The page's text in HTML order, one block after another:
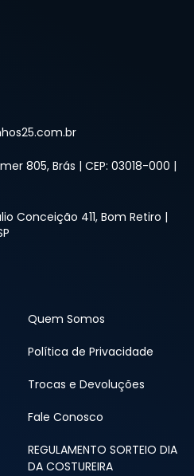
805, Brás | CEP: 03018-000 |
Conceição 411, Bom Retiro |
Quem Somos
Política de Privacidade
Trocas e Devoluções
Fale Conosco
REGULAMENTO SORTEIO DIA
DA COSTUREIRA